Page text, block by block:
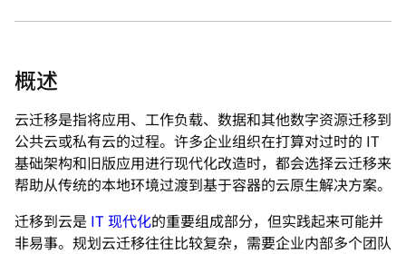
概述
云迁移是指将应用、工作负载、数据和其他数字资源迁移到
公共云或私有云的过程。许多企业组织在打算对过时的 IT
基础架构和旧版应用进行现代化改造时，都会选择云迁移来
帮助从传统的本地环境过渡到基于容器的云原生解决方案。
迁移到云是 IT 现代化的重要组成部分，但实践起来可能并
非易事。规划云迁移往往比较复杂，需要企业内部多个团队